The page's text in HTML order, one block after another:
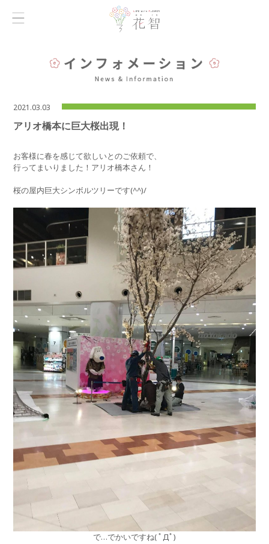
2021.03.03
アリオ橋本に巨大桜出現！
お客様に春を感じて欲しいとのご依頼で、
行ってまいりました！アリオ橋本さん！
桜の屋内巨大シンボルツリーです(^^)/
で…でかいですね( ﾟДﾟ)